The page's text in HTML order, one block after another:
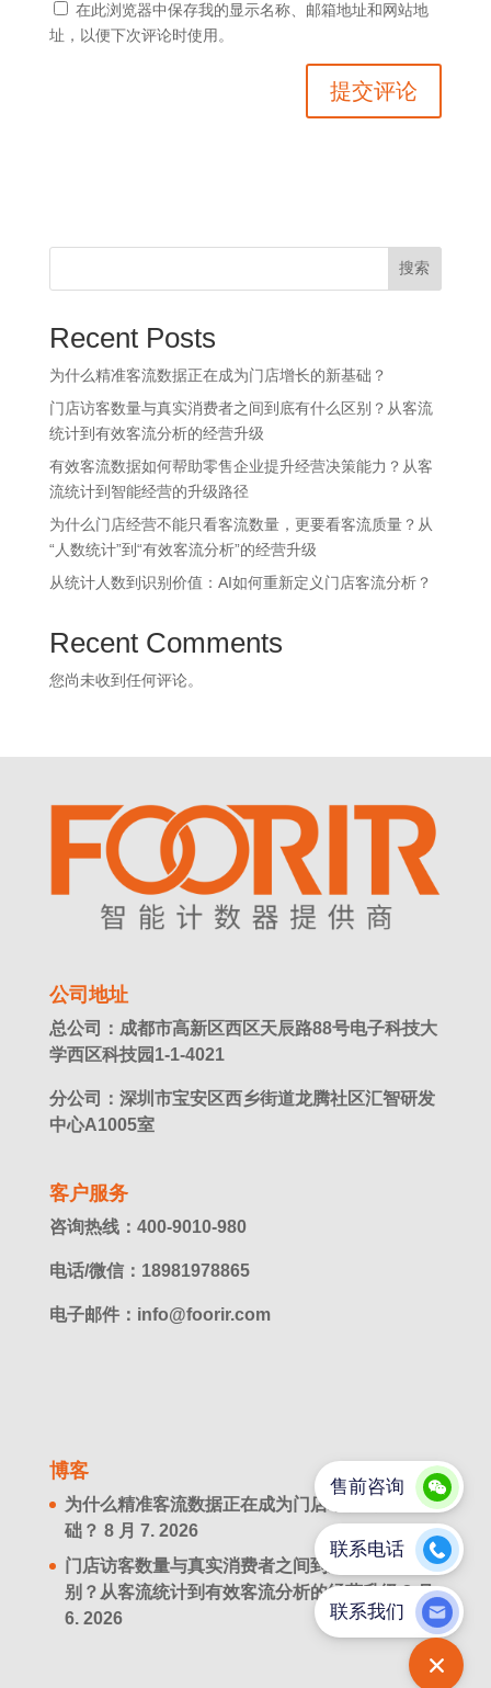
在此浏览器中保存我的显示名称、邮箱地址和网站地
址，以便下次评论时使用。
搜索
Recent Posts
为什么精准客流数据正在成为门店增长的新基础？
门店访客数量与真实消费者之间到底有什么区别？从客流
统计到有效客流分析的经营升级
有效客流数据如何帮助零售企业提升经营决策能力？从客
流统计到智能经营的升级路径
为什么门店经营不能只看客流数量，更要看客流质量？从
“人数统计”到“有效客流分析”的经营升级
从统计人数到识别价值：AI如何重新定义门店客流分析？
Recent Comments
您尚未收到任何评论。
公司地址
总公司：成都市高新区西区天辰路88号电子科技大
学西区科技园1-1-4021
分公司：深圳市宝安区西乡街道龙腾社区汇智研发
中心A1005室
客户服务
咨询热线：400-9010-980
电话/微信：18981978865
电子邮件：info@foorir.com
博客
为什么精准客流数据正在成为门店增长的新基
础？ 8 月 7. 2026
门店访客数量与真实消费者之间到底有什么区
别？从客流统计到有效客流分析的经营升级 8 月
6. 2026